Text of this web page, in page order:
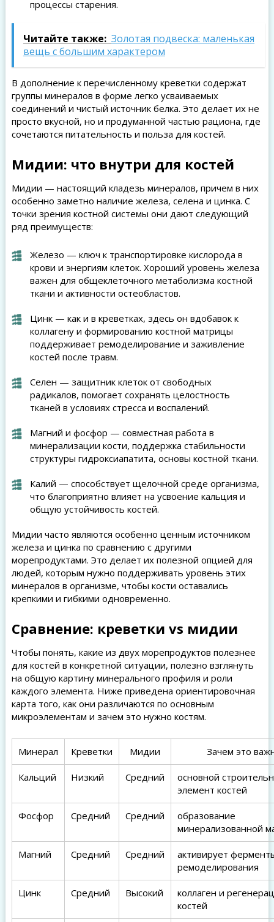
процессы старения.
Читайте также: Золотая подвеска: маленькая
вещь с большим характером
В дополнение к перечисленному креветки содержат
группы минералов в форме легко усваиваемых
соединений и чистый источник белка. Это делает их не
просто вкусной, но и продуманной частью рациона, где
сочетаются питательность и польза для костей.
Мидии: что внутри для костей
Мидии — настоящий кладезь минералов, причем в них
особенно заметно наличие железа, селена и цинка. С
точки зрения костной системы они дают следующий
ряд преимуществ:
Железо — ключ к транспортировке кислорода в
крови и энергиям клеток. Хороший уровень железа
важен для общеклеточного метаболизма костной
ткани и активности остеобластов.
Цинк — как и в креветках, здесь он вдобавок к
коллагену и формированию костной матрицы
поддерживает ремоделирование и заживление
костей после травм.
Селен — защитник клеток от свободных
радикалов, помогает сохранять целостность
тканей в условиях стресса и воспалений.
Магний и фосфор — совместная работа в
минерализации кости, поддержка стабильности
структуры гидроксиапатита, основы костной ткани.
Калий — способствует щелочной среде организма,
что благоприятно влияет на усвоение кальция и
общую устойчивость костей.
Мидии часто являются особенно ценным источником
железа и цинка по сравнению с другими
морепродуктами. Это делает их полезной опцией для
людей, которым нужно поддерживать уровень этих
минералов в организме, чтобы кости оставались
крепкими и гибкими одновременно.
Сравнение: креветки vs мидии
Чтобы понять, какие из двух морепродуктов полезнее
для костей в конкретной ситуации, полезно взглянуть
на общую картину минерального профиля и роли
каждого элемента. Ниже приведена ориентировочная
карта того, как они различаются по основным
микроэлементам и зачем это нужно костям.
Минерал Креветки Мидии Зачем это
Кальций Низкий Средний
основной
элемент костей
Фосфор Средний Средний
образование
минерализованной
Магний Средний Средний
активирует
ремоделирования
Цинк Средний Высокий
коллаген и
костей